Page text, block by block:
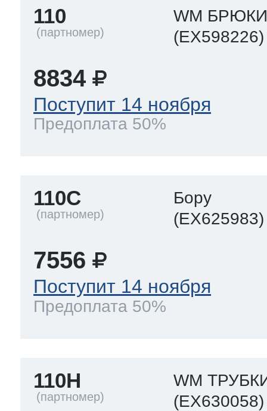
110
WM
(EX598226)
8834
Поступит 14 ноября
Предоплата 50%
110C
Бору
(EX625983)
7556
Поступит 14 ноября
Предоплата 50%
110H
WM
(EX630058)